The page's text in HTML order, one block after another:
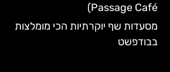
Passage Café)
מסעדות שף יוקרתיות הכי מומלצות
בבודפשט